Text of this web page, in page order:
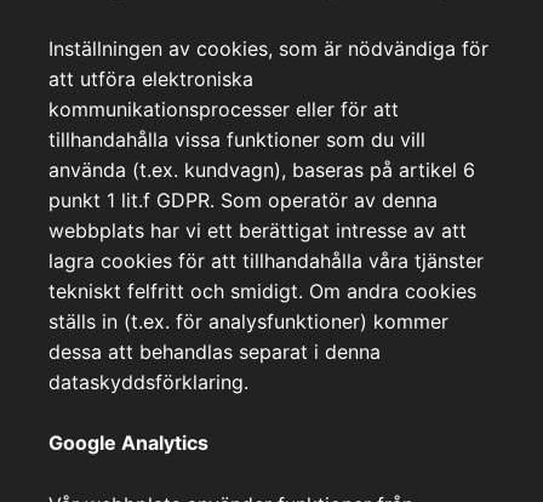
Inställningen av cookies, som är nödvändiga för
att utföra elektroniska
kommunikationsprocesser eller för att
tillhandahålla vissa funktioner som du vill
använda (t.ex. kundvagn), baseras på artikel 6
punkt 1 lit.f GDPR. Som operatör av denna
webbplats har vi ett berättigat intresse av att
lagra cookies för att tillhandahålla våra tjänster
tekniskt felfritt och smidigt. Om andra cookies
ställs in (t.ex. för analysfunktioner) kommer
dessa att behandlas separat i denna
dataskyddsförklaring.
Google Analytics